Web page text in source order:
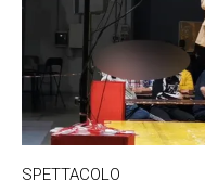
SPETTACOLO